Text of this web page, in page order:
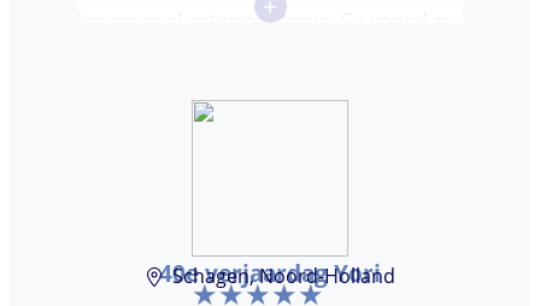
kregen snel antwoord terug. Ga vooral zo
40e verjaardag Yori
Schagen, Noord-Holland